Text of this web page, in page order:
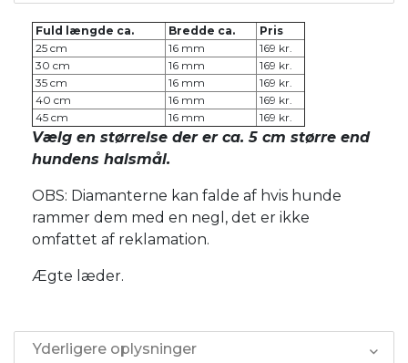
Fuld længde ca. Bredde ca.
Pris
25 cm
16 mm
169 kr.
30 cm
16 mm
169 kr.
35 cm
16 mm
169 kr.
40 cm
16 mm
169 kr.
45 cm
16 mm 169 kr.
Vælg en størrelse der er ca. 5 cm større end
hundens halsmål.
OBS: Diamanterne kan falde af hvis hunde
rammer dem med en negl, det er ikke
omfattet af reklamation.
Ægte læder.
Yderligere oplysninger